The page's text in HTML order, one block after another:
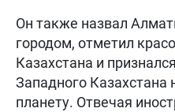
Он также назвал
городом, отметил
Казахстана и
Западного
планету. Отвечая